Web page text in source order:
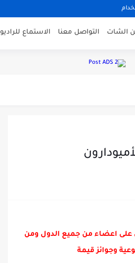
الشات التواصل معنا الاستماع للراديو
على اعضاء من جميع الدول ومن
وجوائز قيمة